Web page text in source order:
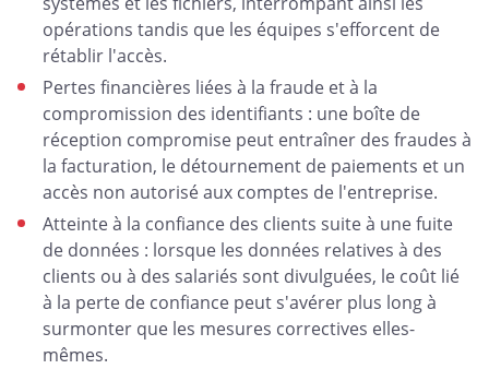
opérations tandis que les équipes s'efforcent de
rétablir l'accès.
Pertes financières liées à la fraude et à la
compromission des identifiants : une boîte de
réception compromise peut entraîner des fraudes à
la facturation, le détournement de paiements et un
accès non autorisé aux comptes de l'entreprise.
Atteinte à la confiance des clients suite à une fuite
de données : lorsque les données relatives à des
clients ou à des salariés sont divulguées, le coût lié
à la perte de confiance peut s'avérer plus long à
surmonter que les mesures correctives elles-
mêmes.